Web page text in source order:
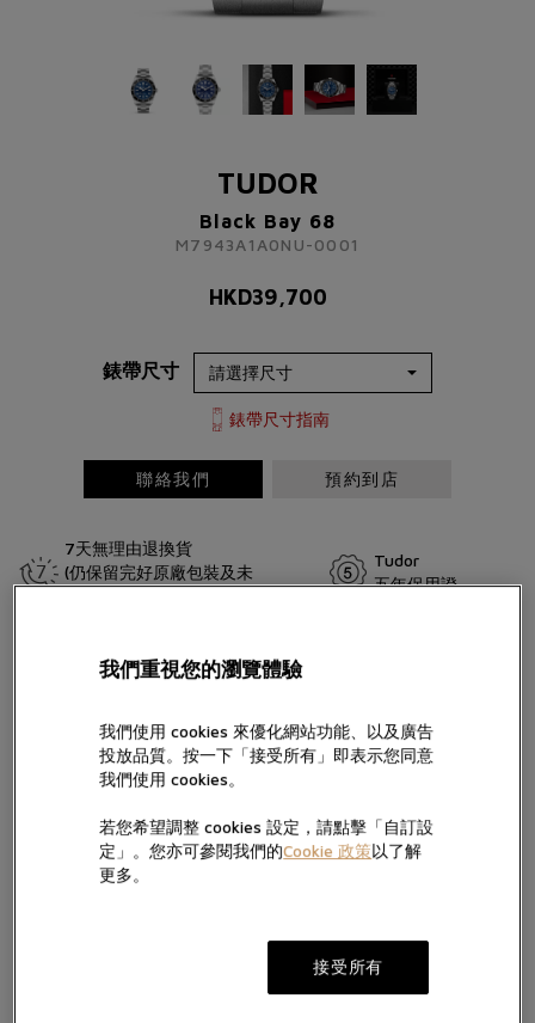
TUDOR
Black Bay 68
M7943A1A0NU-0001
HKD39,700
錶帶尺寸
錶帶尺寸指南
聯絡我們 預約到店
7天無理由退換貨
(仍保留完好原廠包裝及未
Tudor
五年保用證
Bay系列，迎合佩戴者對錶殼尺寸的不同需求。兩款錶面選擇，搭配
68腕錶亦通過瑞士聯邦計量科學研究院（METAS）大師天文台精密
時計認證（Master Chronometer Certification），卓越品質，締造
非凡。1968年是帝舵表設計出經典「雪花」指針的一年。
TUDOR
Black Bay 68
HKD39,700
+852 2192 3123
請完成以下表格
小姐 女士 太太
留言
按“提交”，即表示您已閱讀並同意我們的私隱政策及Cookie政策，亦
同意我們經電話、手機訊息及電郵向您提供產品及服務信息。
的直銷及推廣信息，您亦可隨時聯絡我們更改您的意願。如不希望我
們透過以下方式向您提供有關信息，請於方框內打勾:
電郵。
我們重視您的瀏覽體驗
我們使用 cookies 來優化網站功能、以及廣告
投放品質。按一下「接受所有」即表示您同意
我們使用 cookies。
若您希望調整 cookies 設定，請點擊「自訂設
定」。您亦可參閱我們的Cookie 政策以了解
更多。
接受所有